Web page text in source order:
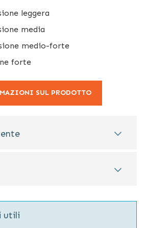
leggera
media
medio-forte
forte
SUL PRODOTTO
utili